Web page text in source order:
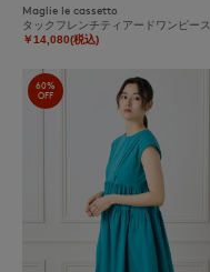
Maglie le cassetto
タックフレンチティアードワンピース
￥14,080(税込)
60%
OFF